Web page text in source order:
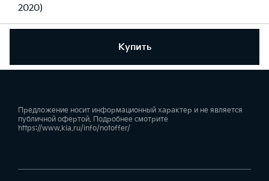
Купить
2020)
Предложение носит информационный характер и не является
публичной офертой. Подробнее смотрите
https://www.kia.ru/info/notoffer/